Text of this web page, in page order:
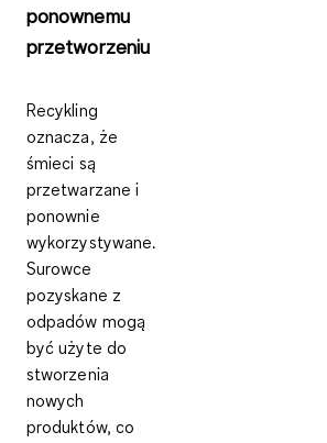
ponownemu
przetworzeniu
Recykling
oznacza, że
śmieci są
przetwarzane i
ponownie
wykorzystywane.
Surowce
pozyskane z
odpadów mogą
być użyte do
stworzenia
nowych
produktów, co